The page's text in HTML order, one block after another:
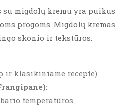
su migdolų kremu yra puikus
progoms. Migdolų kremas
skonio ir tekstūros.
ir klasikiniame recepte)
temperatūros